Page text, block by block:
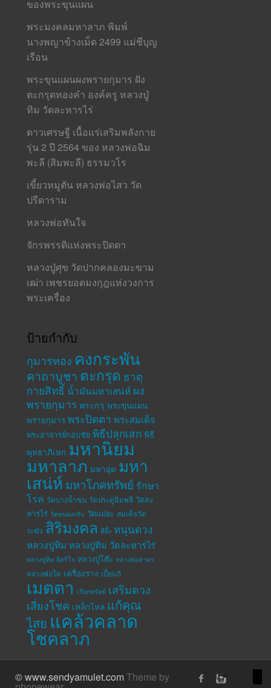
ของพระขุนแผน
พระมงคลมหาลาภ พิมพ์
นางพญาข้างเม็ด 2499 แม่ชีบุญ
เรือน
พระขุนแผนผงพรายกุมาร ฝัง
ตะกรุดทองคำ องค์ครู หลวงปู่
ทิม วัดละหารไร่
ดาวเศรษฐี เนื้อแร่เสริมพลังกาย
รุ่น 2 ปี 2564 ของ หลวงพ่อฉิม
พะลี (สิมพะลี) ธรรมวโร
เขี้ยวหมูตัน หลวงพ่อไสว วัด
ปรีดาราม
หลวงพ่อทันใจ
จักรพรรดิแห่งพระปิดตา
หลวงปู่ศุข วัดปากคลองมะขาม
เฒ่า เพชรยอดมงกุฎแห่งวงการ
พระเครื่อง
ป้ายกำกับ
กุมารทอง คงกระพัน
คาถาบูชา ตะกรุด ธาตุ
กายสิทธิ์ น้ำมันมหาเสน่ห์ ผง
พรายกุมาร พระกรุ พระขุนแผน
พรายกุมาร พระปิดตา พระสมเด็จ
พระอาจารย์กอบชัย พิธีปลุกเสก พิธี
พุทธาภิเษก มหานิยม
มหาลาภ มหาอุด มหา
เสน่ห์ มหาโภคทรัพย์ รักษา
โรค วัดบางน้ำชน วัดประดู่ฉิมพลี วัดละ
หารไร่ วัดหนองกรับ วัดแม่ยะ สมเด็จวัด
ระฆัง สิริมงคล สีผึ้ง หนุนดวง
หลวงปู่ทิม หลวงปู่ทิม วัดละหารไร่
หลวงปู่ทิม อิสริโก หลวงปู่โต๊ะ หลวงพ่อสาคร
หลวงพ่อโต เครื่องราง เบี้ยแก้
เมตตา เรียกทรัพย์ เสริมดวง
เสี่ยงโชค เหล็กไหล แก้คุณ
ไสย แคล้วคลาด
โชคลาภ
© www.sendyamulet.comTheme by